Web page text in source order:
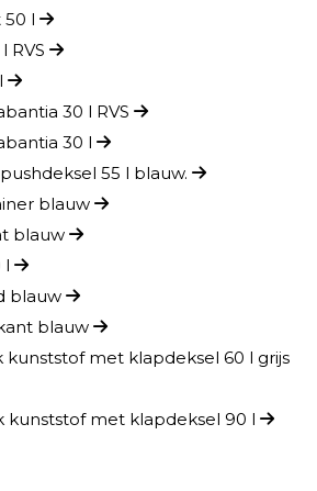
50 l
RVS
l
30 l RVS
30 l
55 l blauw.
blauw
blauw
l
blauw
blauw
kunststof met klapdeksel 60 l grijs
kunststof met klapdeksel 90 l